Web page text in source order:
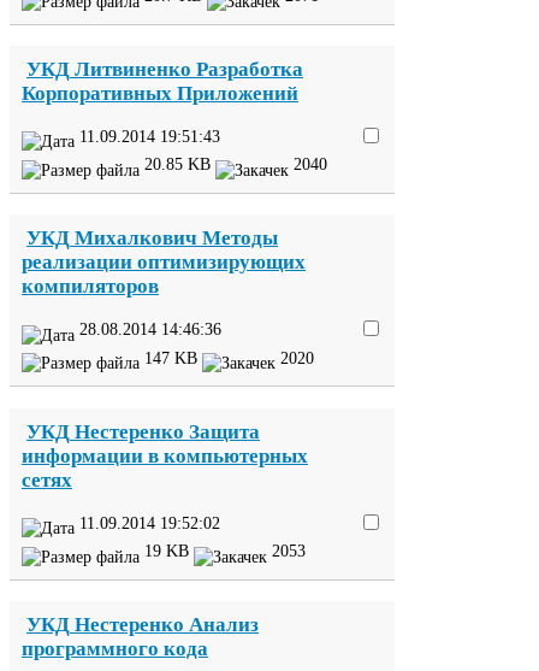
УКД Литвиненко Разработка
Корпоративных Приложений
11 09 2014 19:51:43
20.85 KB 2040
УКД Михалкович Методы
реализации оптимизирующих
компиляторов
28.08.2014 14:46:36
147 KB 2020
УКД Нестеренко Защита
информации в компьютерных
сетях
11 09 2014 19:52:02
19 KB 2053
УКД Нестеренко Анализ
программного кода